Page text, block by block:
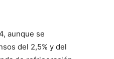
aunque se
del 2,5% y del